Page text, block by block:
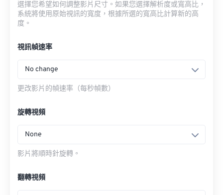
選擇您希望如何調整影片尺寸。如果您選擇解析度或寬高比，
系統將使用原始視訊的寬度，根據所選的寬高比計算新的高
度。
視訊幀速率
No change
更改影片的幀速率（每秒幀數）
旋轉視頻
None
影片將順時針旋轉。
翻轉視頻